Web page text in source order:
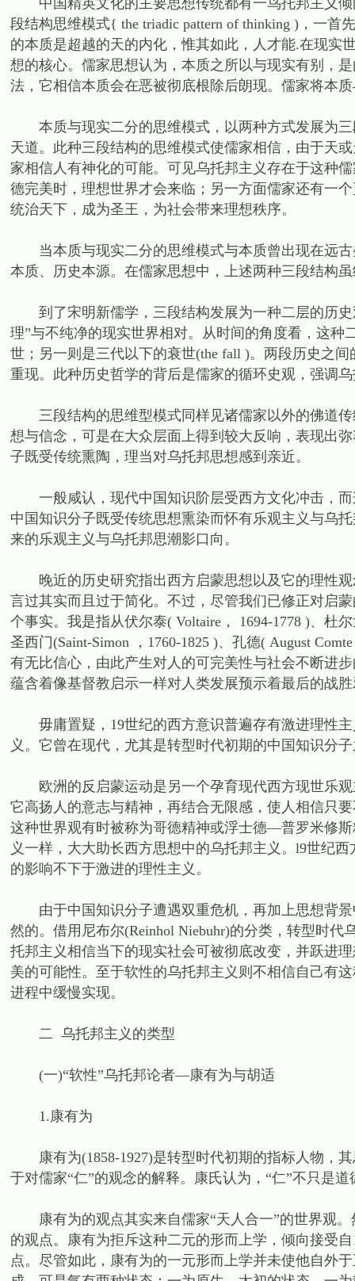
中国精英文化的主要思想传统都有一鸟托邦主义倾
段结构思维模式{ the triadic pattern of thinking )，一
的本质是超越的天的内化，惟其如此，人才能.在现实
想的核心。儒家思想认为，本质之所以与现实有别，
法，它相信本质会在恶被彻底根除后朗现。儒家将本
本质与现实二分的思维模式，以两种方式发展为三
天道。此种三段结构的思维模式使儒家相信，由于天
家相信人有神化的可能。可见乌托邦主义存在于这种
德完美时，理想世界才会来临；另一方面儒家还有一
统治天下，成为圣王，为社会带来理想秩序。
当本质与现实二分的思维模式与本质曾出现在远古
本质、历史本源。在儒家思想中，上述两种三段结构
到了宋明新儒学，三段结构发展为一种二层的历史
理”与不纯净的现实世界相对。从时间的角度看，这
世；另一则是三代以下的衰世(the fall )。两段历史之
重现。此种历史哲学的背后是儒家的循环史观，强调
三段结构的思维型模式同样见诸儒家以外的佛道传
想与信念，可是在大众层面上得到较大反响，表现出
子既受传统熏陶，理当对乌托邦思想感到亲近。
一般咸认，现代中国知识阶层受西方文化冲击，而
中国知识分子既受传统思想熏染而怀有乐观主义与乌
来的乐观主义与乌托邦思潮影口向。
晚近的历史研究指出西方启蒙思想以及它的理性观
言过其实而且过于简化。不过，尽管我们已修正对启
个事实。我是指从伏尔泰( Voltaire， 1694-1778 )、杜
圣西门(Saint-Simon ，1760-1825 )、孔德( August
有无比信心，由此产生对人的可完美性与社会不断进
蕴含着像基督教启示一样对人类发展预示着最后的战
毋庸置疑，19世纪的西方意识普遍存有激进理性主
义。它曾在现代，尤其是转型时代初期的中国知识分
欧洲的反启蒙运动是另一个孕育现代西方现世乐观
它高扬人的意志与精神，再结合无限感，使人相信只
这种世界观有时被称为哥德精神或浮士德—普罗米修
义一样，大大助长西方思想中的乌托邦主义。l9世纪
的影响不下于激进的理性主义。
由于中国知识分子遭遇双重危机，再加上思想背景
然的。借用尼布尔(Reinhol Niebuhr)的分类，转型时
托邦主义相信当下的现实社会可被彻底改变，并跃进
美的可能性。至于软性的乌托邦主义则不相信自己有
进程中缓慢实现。
二 乌托邦主义的类型
(一)“软性”乌托邦论者—康有为与胡适
1.康有为
康有为(1858-1927)是转型时代初期的指标人物，
于对儒家“仁”的观念的解释。康氏认为，“仁”不只是
康有为的观点其实来自儒家“天人合一”的世界观。
的观点。康有为拒斥这种二元的形而上学，倾向接受
点。尽管如此，康有为的一元形而上学并未使他自外